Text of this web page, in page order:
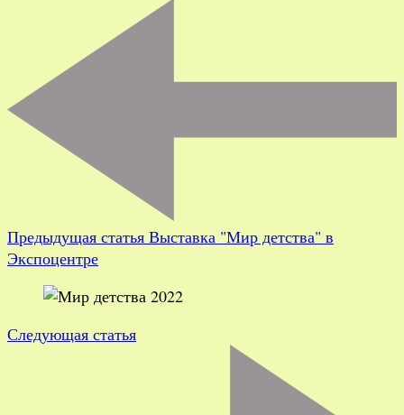
Предыдущая статья Выставка "Мир детства" в
Экспоцентре
Следующая статья